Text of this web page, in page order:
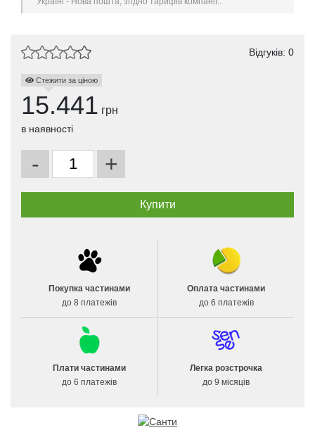
Відгуків: 0
Стежити за ціною
15.441 грн
в наявності
- +
Покупка частинами
до 8 платежів
Оплата частинами
до 6 платежів
Плати частинами
до 6 платежів
Легка розстрочка
до 9 місяців